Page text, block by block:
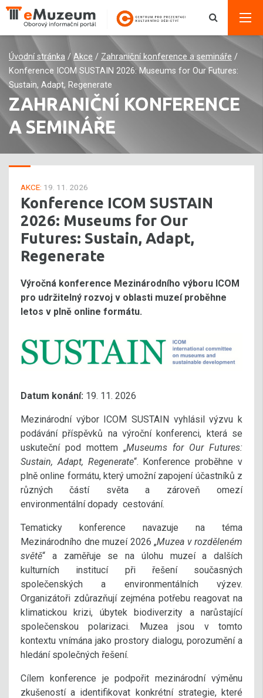
Úvodní stránka / Akce / Zahraniční konference a semináře /
Konference ICOM SUSTAIN 2026: Museums for Our Futures:
Sustain, Adapt, Regenerate
ZAHRANIČNÍ KONFERENCE
A SEMINÁŘE
AKCE: 19. 11. 2026
Konference ICOM SUSTAIN
2026: Museums for Our
Futures: Sustain, Adapt,
Regenerate
Výročná konference Mezinárodního výboru ICOM
pro udržitelný rozvoj v oblasti muzeí proběhne
letos v plně online formátu.
Datum konání: 19. 11. 2026
Mezinárodní výbor ICOM SUSTAIN vyhlásil výzvu k
podávání příspěvků na výroční konferenci, která se
uskuteční pod mottem „Museums for Our Futures:
Sustain, Adapt, Regenerate“. Konference proběhne v
plně online formátu, který umožní zapojení účastníků z
různých částí světa a zároveň omezí
environmentální dopady cestování.
Tematicky konference navazuje na téma
Mezinárodního dne muzeí 2026 „Muzea v rozděleném
světě“ a zaměřuje se na úlohu muzeí a dalších
kulturních institucí při řešení současných
společenských a environmentálních výzev.
Organizátoři zdůrazňují zejména potřebu reagovat na
klimatickou krizi, úbytek biodiverzity a narůstající
společenskou polarizaci. Muzea jsou v tomto
kontextu vnímána jako prostory dialogu, porozumění a
hledání společných řešení.
Cílem konference je podpořit mezinárodní výměnu
zkušeností a identifikovat konkrétní strategie, které